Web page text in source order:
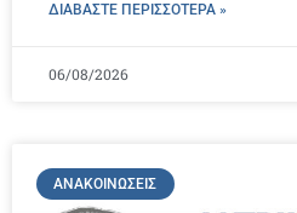
ΔΙΑΒΑΣΤΕ ΠΕΡΙΣΣΌΤΕΡΑ »
06/08/2026
ΑΝΑΚΟΙΝΏΣΕΙΣ